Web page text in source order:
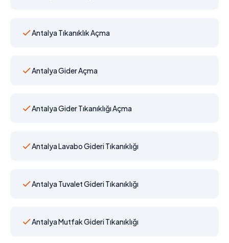
Antalya Tıkanıklık Açma
Antalya Gider Açma
Antalya Gider Tıkanıklığı Açma
Antalya Lavabo Gideri Tıkanıklığı
Antalya Tuvalet Gideri Tıkanıklığı
Antalya Mutfak Gideri Tıkanıklığı